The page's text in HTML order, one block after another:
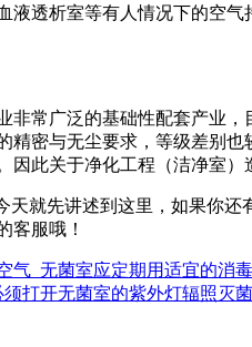
液透析室等有人情况下的空
非常广泛的基础性配套产业
精密与无尘要求，等级差别
此关于净化工程（洁净室）
天就先讲述到这里，如果你
客服哦！
气_无菌室应定期用适宜的消
须打开无菌室的紫外灯辐照灭